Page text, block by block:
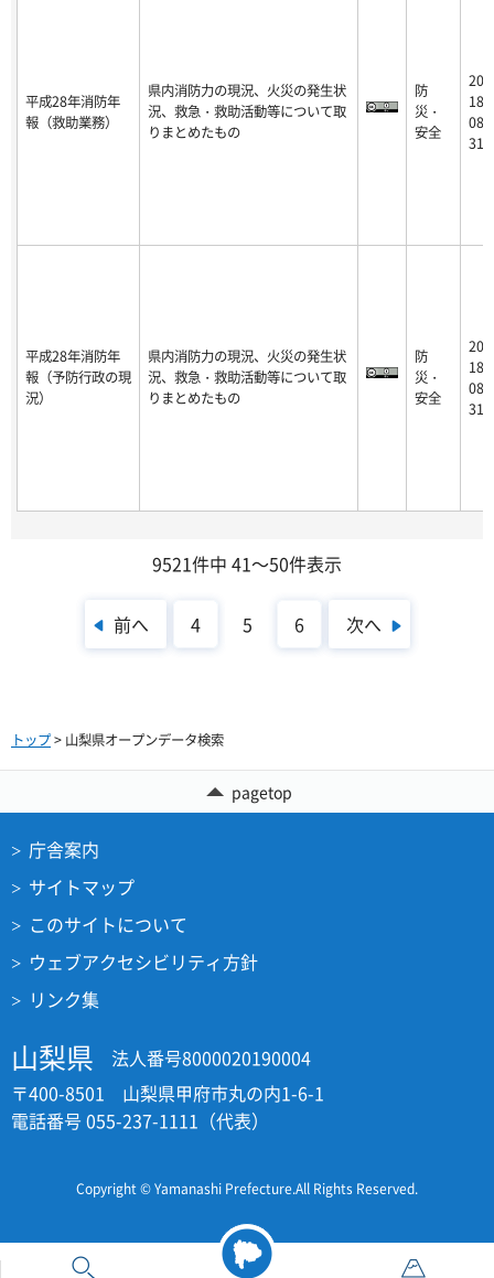
平成28年消防年
報（救助業務）
県内消防力の現況、火災の発生状
況、救急・救助活動等について取
りまとめたもの
防
災・
安全
20
18-
08-
31
平成28年消防年
報（予防行政の現
況）
県内消防力の現況、火災の発生状
況、救急・救助活動等について取
りまとめたもの
防
災・
安全
20
18-
08-
31
9521件中 41～50件表示
前へ 4 5 6 次へ
トップ> 山梨県オープンデータ検索
pagetop
庁舎案内
サイトマップ
このサイトについて
ウェブアクセシビリティ方針
リンク集
山梨県
法人番号8000020190004
〒400-8501 山梨県甲府市丸の内1-6-1
電話番号 055-237-1111（代表）
Copyright © Yamanashi Prefecture.All Rights Reserved.